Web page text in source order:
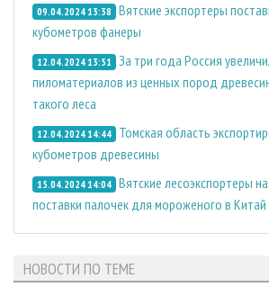
09.04.2024 13:38 Вятские экспортеры
кубометров фанеры
12.04.2024 13:51 За три года Россия
пиломатериалов из ценных пород
такого леса
12.04.2024 14:44
Томская область
кубометров древесины
15.04.2024 14:04 Вятские лесоэкспортеры
поставки палочек для мороженого в Китай
НОВОСТИ ПО ТЕМЕ